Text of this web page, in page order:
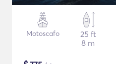
Motoscafo
25 ft
8 m